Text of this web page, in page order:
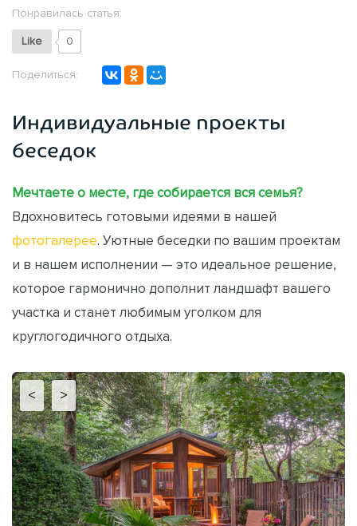
Понравилась статья:
Like 0
Поделиться:
Индивидуальные проекты
беседок
Мечтаете о месте, где собирается вся семья?
Вдохновитесь готовыми идеями в нашей
фотогалерее . Уютные беседки по вашим проектам
и в нашем исполнении — это идеальное решение,
которое гармонично дополнит ландшафт вашего
участка и станет любимым уголком для
круглогодичного отдыха.
< >